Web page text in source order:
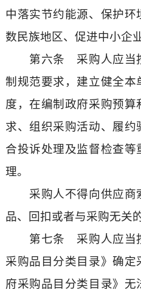
中落实节约能源、保护
数民族地区、促进中小企
第六条 采购人应当按
制规范要求，建立健全本
度，在编制政府采购预
求、组织采购活动、履
合投诉处理及监督检查
理。
采购人不得向供应商
品、回扣或者与采购无关
第七条 采购人应当按
采购品目分类目录》确
府采购品目分类目录》